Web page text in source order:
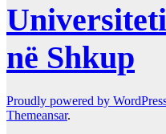
në Shkup
Proudly powered by
Themeansar.